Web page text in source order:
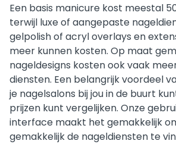
Een basis manicure kost meestal
terwijl luxe of aangepaste
gelpolish of acryl overlays en
meer kunnen kosten. Op maat
nageldesigns kosten ook vaak
diensten. Een belangrijk voordeel
je nagelsalons bij jou in de buurt
prijzen kunt vergelijken. Onze
interface maakt het gemakkelijk
gemakkelijk de nageldiensten te